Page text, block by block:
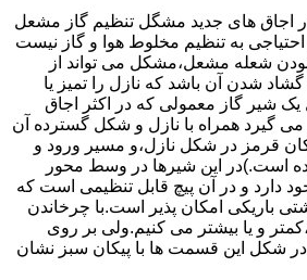
اجاق های جدید مشگل تنظیم گاز مشعل
به تنظیم مخلوط هوا و گاز نیست
شعله مشعل،مشکل می تواند از
شدن آن باشد که نازل را تمیز یا
شیر گاز معمولی که در اکثر اجاق
می گیرد همراه با نازل و شکل گسترده آن
قرمز در شکل نازل،و مسیر ورود و
است.)در این شیرها در وسط محور
و در آن پیچ قابل تنظیمی است که
باریکی امکان پذیر است.با چرخاندن
و یا بیشتر می کنیم.ولی بر روی
شکل این قسمت ها با پیکان سبز نشان